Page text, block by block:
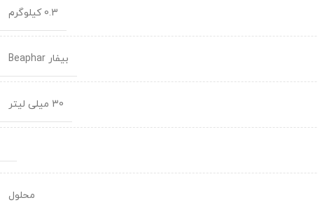
0.3 کیلوگرم
بیفار Beaphar
30 میلی لیتر
محلول